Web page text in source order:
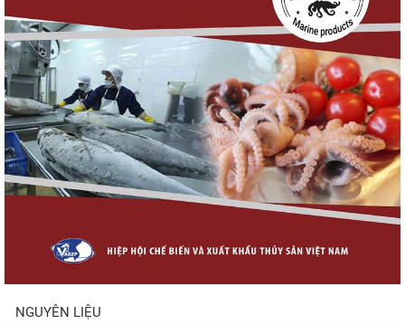
Xuất khẩu cá ngừ Việt Nam sang Canada
tăng nhẹ, áp lực mới...
Góp ý dự thảo Thông tư quy định việc cập
nhật, truy cập,...
Nguồn cung giảm, giá cá rô phi Trung Quốc
NGUYÊN LIỆU